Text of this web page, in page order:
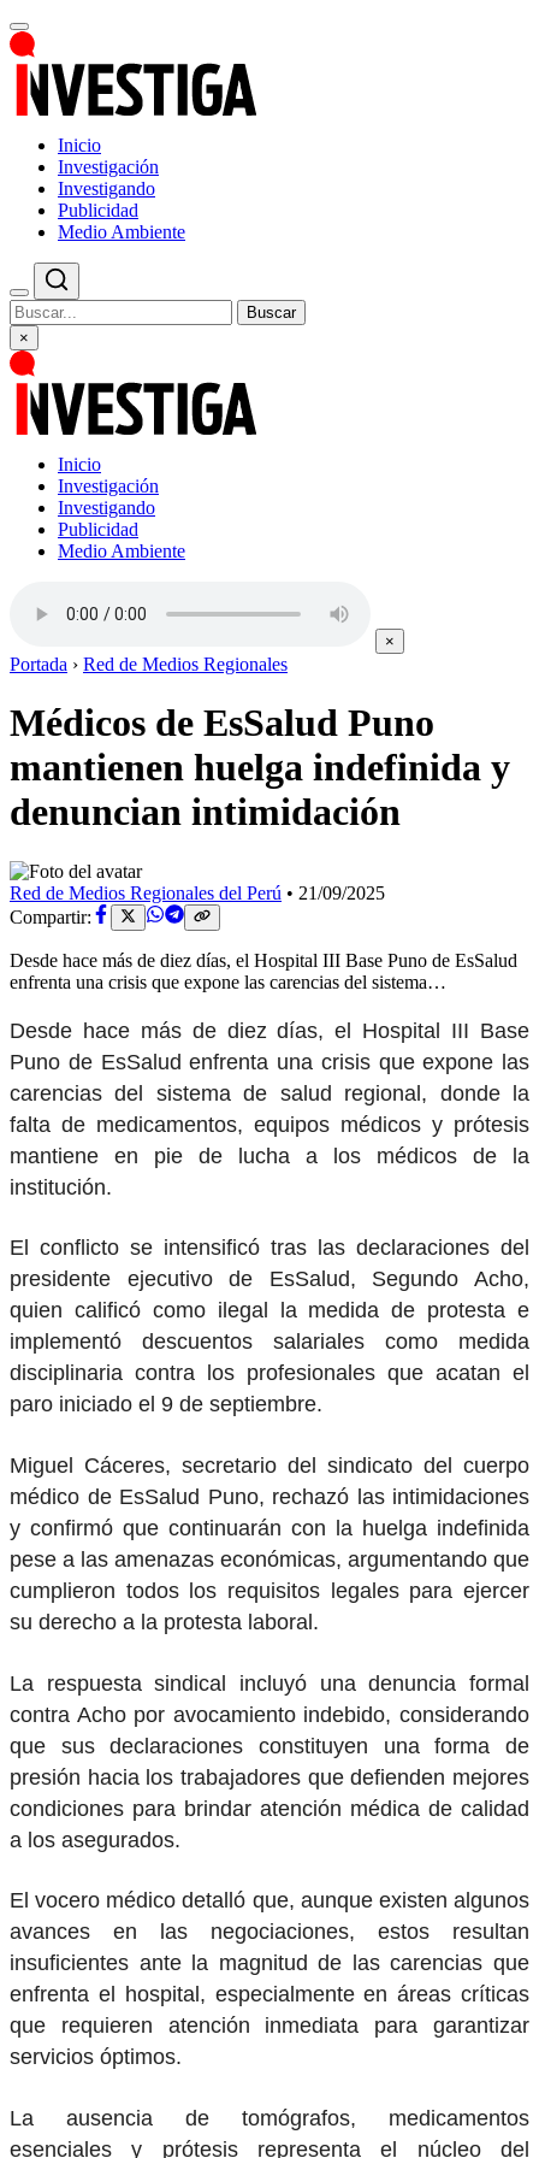
Inicio
Investigación
Investigando
Publicidad
Medio Ambiente
Buscar
×
Inicio
Investigación
Investigando
Publicidad
Medio Ambiente
×
Portada › Red de Medios Regionales
Médicos de EsSalud Puno
mantienen huelga indefinida y
denuncian intimidación
Red de Medios Regionales del Perú • 21/09/2025
Compartir:
Desde hace más de diez días, el Hospital III Base Puno de EsSalud
enfrenta una crisis que expone las carencias del sistema…
Desde hace más de diez días, el Hospital III Base
Puno de EsSalud enfrenta una crisis que expone las
carencias del sistema de salud regional, donde la
falta de medicamentos, equipos médicos y prótesis
mantiene en pie de lucha a los médicos de la
institución.
El conflicto se intensificó tras las declaraciones del
presidente ejecutivo de EsSalud, Segundo Acho,
quien calificó como ilegal la medida de protesta e
implementó descuentos salariales como medida
disciplinaria contra los profesionales que acatan el
paro iniciado el 9 de septiembre.
Miguel Cáceres, secretario del sindicato del cuerpo
médico de EsSalud Puno, rechazó las intimidaciones
y confirmó que continuarán con la huelga indefinida
pese a las amenazas económicas, argumentando que
cumplieron todos los requisitos legales para ejercer
su derecho a la protesta laboral.
La respuesta sindical incluyó una denuncia formal
contra Acho por avocamiento indebido, considerando
que sus declaraciones constituyen una forma de
presión hacia los trabajadores que defienden mejores
condiciones para brindar atención médica de calidad
a los asegurados.
El vocero médico detalló que, aunque existen algunos
avances en las negociaciones, estos resultan
insuficientes ante la magnitud de las carencias que
enfrenta el hospital, especialmente en áreas críticas
que requieren atención inmediata para garantizar
servicios óptimos.
La ausencia de tomógrafos, medicamentos
esenciales y prótesis representa el núcleo del